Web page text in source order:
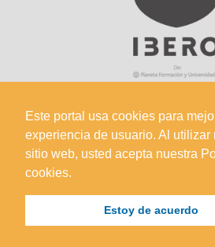
Este portal usa cookies para
experiencia de usuario. Al utilizar
sitio web, usted acepta nuestra
cookies.
Estoy de acuerdo
Sede Principal
Calle 67 #5-27; Bogotá, Colombia.